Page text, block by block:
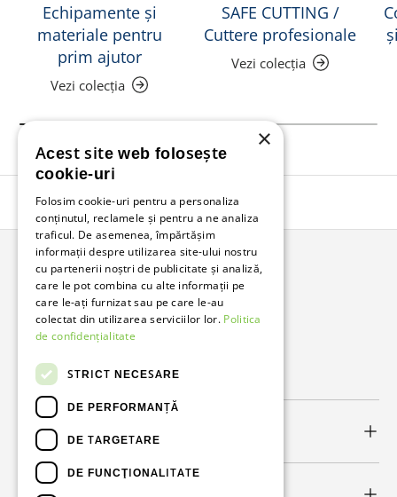
Echipamente și
materiale pentru
prim ajutor
Vezi colecția
SAFE CUTTING /
Cuttere profesionale
Vezi colecția
Înapoi în sus
Bunzl Romania
Soluții complete pentru afacerea ta.
FacebookLinkedIn
Link-uri utile
×
Acest site web folosește
cookie-uri
Folosim cookie-uri pentru a personaliza
conținutul, reclamele și pentru a ne analiza
traficul. De asemenea, împărtășim
informații despre utilizarea site-ului nostru
cu partenerii noștri de publicitate și analiză,
care le pot combina cu alte informații pe
care le-ați furnizat sau pe care le-au
colectat din utilizarea serviciilor lor. Politica
de confidențialitate
STRICT NECESARE
DE PERFORMANȚĂ
DE TARGETARE
DE FUNCŢIONALITATE